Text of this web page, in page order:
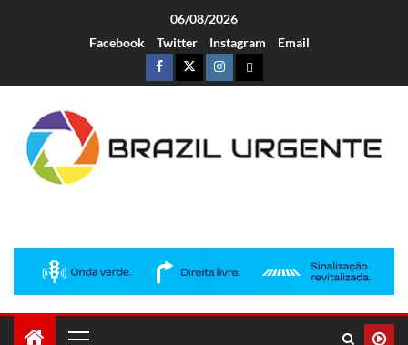
06/08/2026
Facebook
Twitter Instagram Email